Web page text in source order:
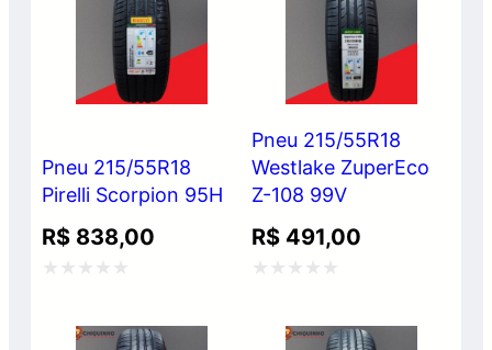
Pneu 215/55R18
Pirelli Scorpion 95H
R$ 838,00
Pneu 215/55R18
Westlake ZuperEco
Z-108 99V
R$ 491,00